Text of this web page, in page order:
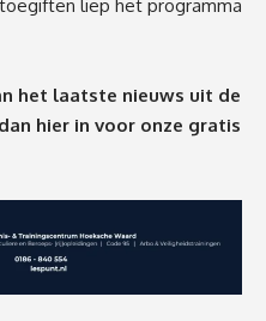
liep het programma
het laatste nieuws uit de
hier in voor onze gratis